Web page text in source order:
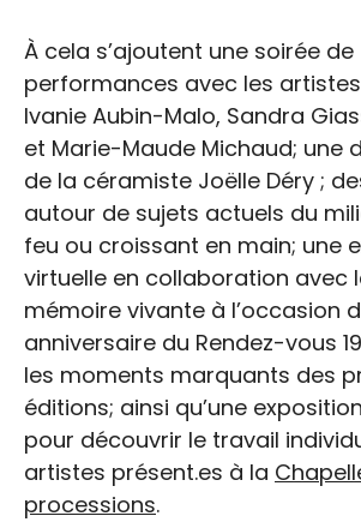
À cela s’ajoutent une soirée de
performances avec les
Ivanie Aubin-Malo, Sandra
et Marie-Maude Michaud; une
de la céramiste Joëlle Déry ;
autour de sujets actuels du
feu ou croissant en main; une
virtuelle en collaboration avec
mémoire vivante à l’occasion
anniversaire du Rendez-vous
les moments marquants des
éditions; ainsi qu’une
pour découvrir le travail
artistes présent.es à la
processions.